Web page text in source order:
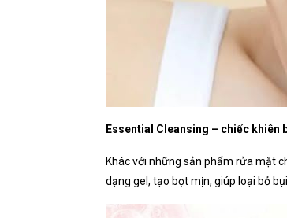
Essential Cleansing – chiếc khiên
Khác với những sản phẩm rửa mặt
dạng gel, tạo bọt mịn, giúp loại bỏ